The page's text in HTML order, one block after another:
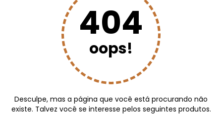
404
oops!
Desculpe, mas a página que você está procurando não
existe. Talvez você se interesse pelos seguintes produtos.